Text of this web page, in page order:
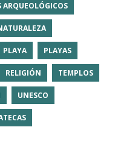
ARQUEOLÓGICOS
PLAYA PLAYAS
RELIGIÓN TEMPLOS
UNESCO